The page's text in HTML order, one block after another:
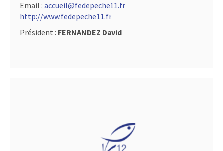
Email : accueil@fedepeche11.fr
http://www.fedepeche11.fr
Président : FERNANDEZ David